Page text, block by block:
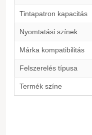
Tintapatron kapacitás
Nyomtatási színek
Márka kompatibilitás
Felszerelés típusa
Termék színe